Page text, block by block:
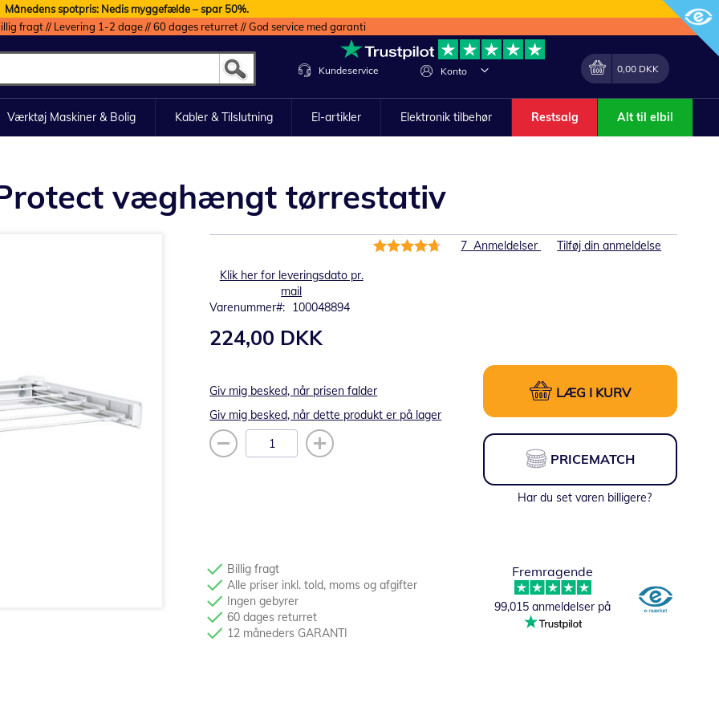
Månedens spotpris: Nedis myggefælde – spar 50%.
fragt // Levering 1-2 dage // 60 dages returret // God service med garanti
Konto
Lave
Min indkøbskurv
0,00 DKK
Kundeservice
Værktøj Maskiner & Bolig Kabler & Tilslutning El-artikler Elektronik tilbehør Restsalg Alt til elbil
væghængt tørrestativ
Klik her for leveringsdato pr.
mail
Varenummer
100048894
Bedømmelse:
7Anmeldelser Tilføj din anmeldelse
224,00 DKK
Giv mig besked, når prisen falder
Giv mig besked, når dette produkt er på lager
LÆG I KURV
PRICEMATCH
Har du set varen billigere?
Billig fragt
Alle priser inkl. told, moms og afgifter
Ingen gebyrer
60 dages returret
12 måneders GARANTI
Fremragende
99,015 anmeldelser på